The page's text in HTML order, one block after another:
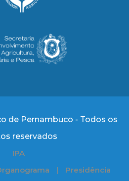
de Pernambuco - Todos os
reservados
IPA
Presidência